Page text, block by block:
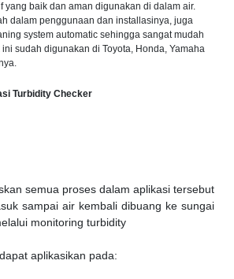
yang baik dan aman digunakan di dalam air.
dalam penggunaan dan installasinya, juga
system automatic sehingga sangat mudah
sudah digunakan di Toyota, Honda, Yamaha
Turbidity Checker
semua proses dalam aplikasi tersebut
sampai air kembali dibuang ke sungai
monitoring turbidity
aplikasikan pada: